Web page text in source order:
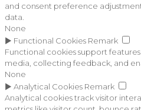
and consent preference
data.
None
► Functional Cookies Remark
Functional cookies support
media, collecting feedback, and
None
► Analytical Cookies Remark
Analytical cookies track visitor